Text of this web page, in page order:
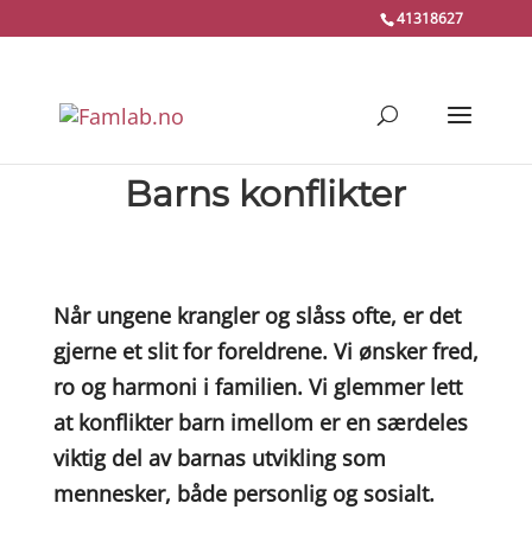
41318627
Barns konflikter
Når ungene krangler og slåss ofte, er det
gjerne et slit for foreldrene. Vi ønsker fred,
ro og harmoni i familien. Vi glemmer lett
at konflikter barn imellom er en særdeles
viktig del av barnas utvikling som
mennesker, både personlig og sosialt.